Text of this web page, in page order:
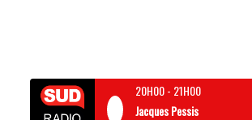
20H00- 21H00
Jacques Pessis